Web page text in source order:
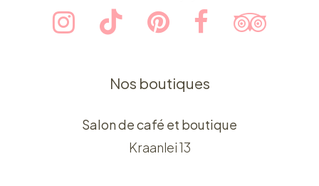
Nos boutiques
Salon de café et boutique
Kraanlei 13